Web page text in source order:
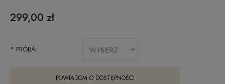
299,00 zł
* PRÓBA:
POWIADOM O DOSTĘPNOŚCI